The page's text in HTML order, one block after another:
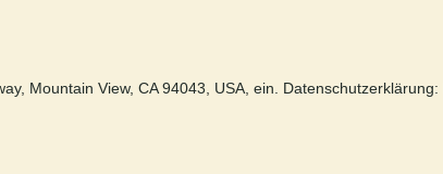
Mountain View, CA 94043, USA, ein. Datenschutzerklärung: